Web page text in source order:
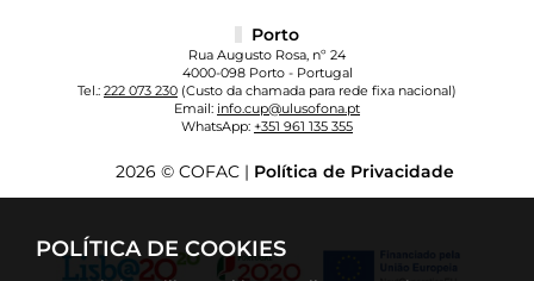
POLÍTICA DE COOKIES
Porto
Rua Augusto Rosa, nº 24
4000-098 Porto - Portugal
Tel.: 222 073 230 (Custo da chamada para rede fixa nacional)
Email: info.cup@ulusofona.pt
WhatsApp: +351 961 135 355
2026 © COFAC | Política de Privacidade